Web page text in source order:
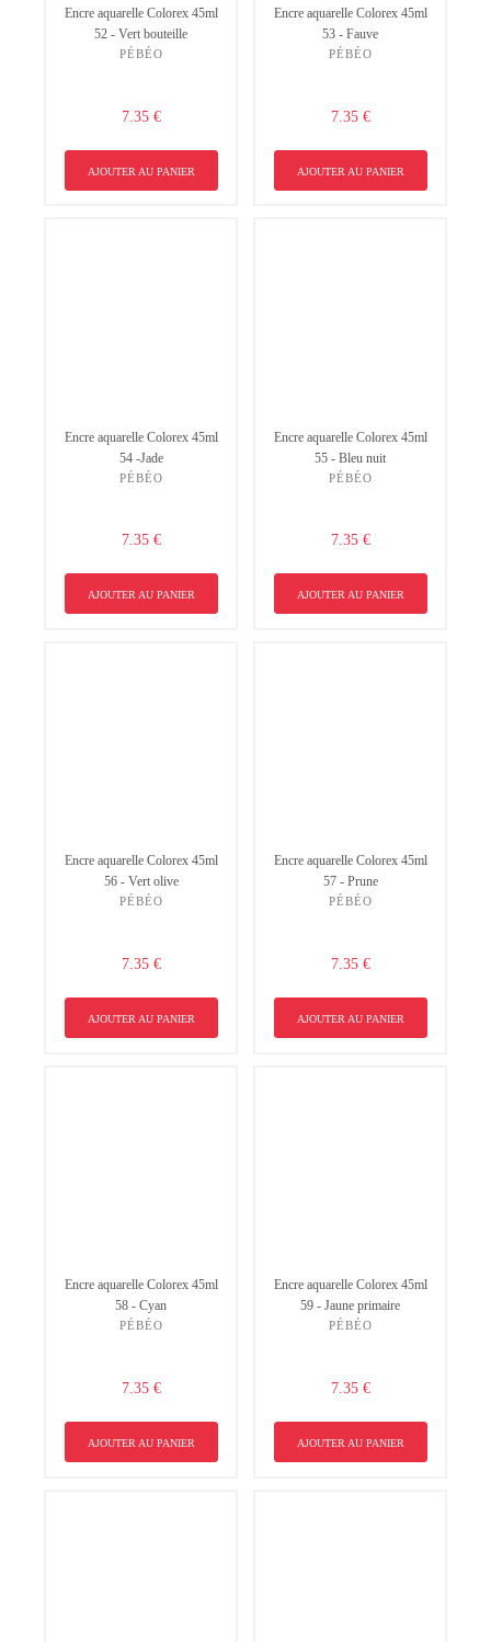
Encre aquarelle Colorex 45ml
52 - Vert bouteille
PÉBÉO
7.35 €
AJOUTER AU PANIER
Encre aquarelle Colorex 45ml
53 - Fauve
PÉBÉO
7.35 €
AJOUTER AU PANIER
Encre aquarelle Colorex 45ml
54 -Jade
PÉBÉO
7.35 €
AJOUTER AU PANIER
Encre aquarelle Colorex 45ml
55 - Bleu nuit
PÉBÉO
7.35 €
AJOUTER AU PANIER
Encre aquarelle Colorex 45ml
56 - Vert olive
PÉBÉO
7.35 €
AJOUTER AU PANIER
Encre aquarelle Colorex 45ml
57 - Prune
PÉBÉO
7.35 €
AJOUTER AU PANIER
Encre aquarelle Colorex 45ml
58 - Cyan
PÉBÉO
7.35 €
AJOUTER AU PANIER
Encre aquarelle Colorex 45ml
59 - Jaune primaire
PÉBÉO
7.35 €
AJOUTER AU PANIER